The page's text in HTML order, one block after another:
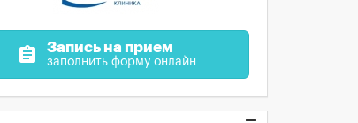
assignment Запись на прием
заполнить форму онлайн